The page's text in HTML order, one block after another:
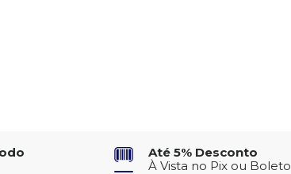
Até 5% Desconto
À Vista no Pix ou Boleto